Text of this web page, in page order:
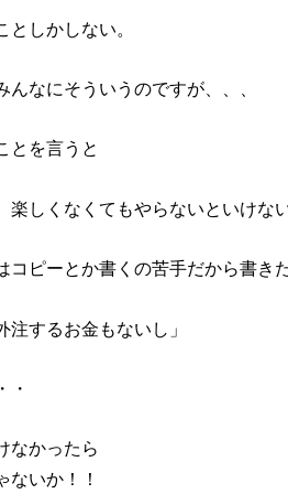
としかしない。
んなにそういうのですが、、、
とを言うと
楽しくなくてもやらないといけな
コピーとか書くの苦手だから書き
注するお金もないし」
・
なかったら
ないか！！